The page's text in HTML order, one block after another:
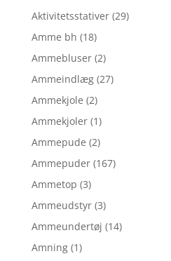
Aktivitetsstativer (29)
Amme bh (18)
Ammebluser (2)
Ammeindlæg (27)
Ammekjole (2)
Ammekjoler (1)
Ammepude (2)
Ammepuder (167)
Ammetop (3)
Ammeudstyr (3)
Ammeundertøj (14)
Amning (1)